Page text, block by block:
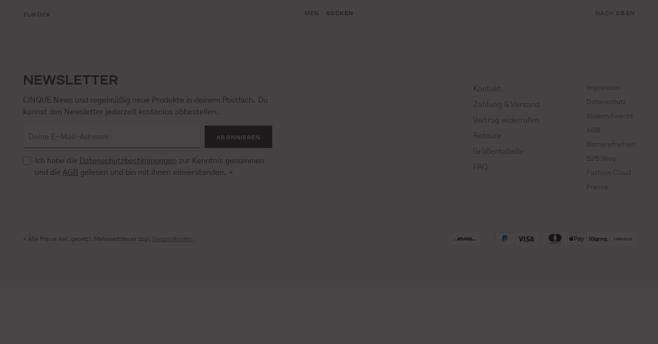
ZURÜCK MEN SOCKEN NACH OBEN
NEWSLETTER
CINQUE News und regelmäßig neue Produkte in deinem Postfach. Du
kannst den Newsletter jederzeit kostenlos abbestellen.
ABONNIEREN
Ich habe die Datenschutzbestimmungen zur Kenntnis genommen
und dieAGB gelesen und bin mit ihnen einverstanden. *
Kontakt
Zahlung & Versand
Vertrag widerrufen
Retoure
Größentabelle
FAQ
Impressum
Datenschutz
Widerrufsrecht
AGB
Barrierefreiheit
B2B Shop
Fashion Cloud
Presse
* Alle Preise inkl. gesetzl. Mehrwertsteuer zzgl. Versandkosten.